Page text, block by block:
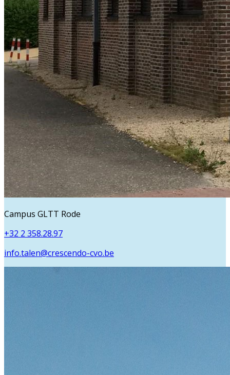
Campus GLTT Rode
+32 2 358.28.97
info.talen@crescendo-cvo.be